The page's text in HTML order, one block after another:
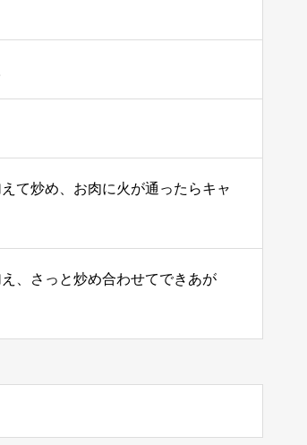
て炒め、お肉に火が通ったらキャ
、さっと炒め合わせてできあが